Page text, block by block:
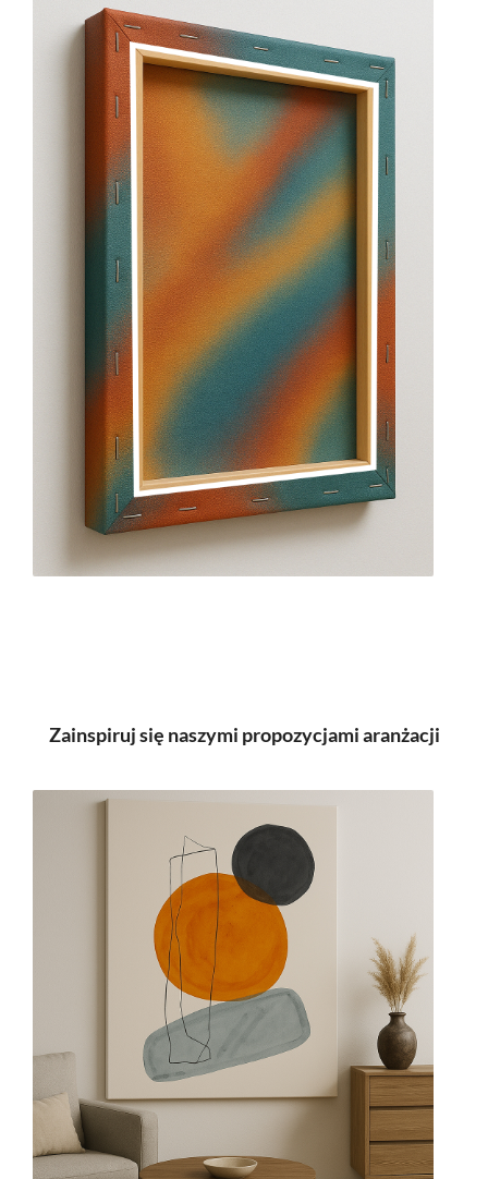
Zainspiruj się naszymi propozycjami aranżacji